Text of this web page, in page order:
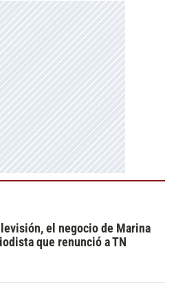
el negocio de Marina
que renunció a TN